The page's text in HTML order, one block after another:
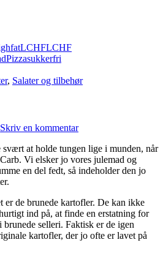
LCHFLCHF
Pizzasukkerfri
, Salater og tilbehør
Skriv en kommentar
at holde tungen lige i munden, når
Vi elsker jo vores julemad og
en del fedt, så indeholder den jo
er de brunede kartofler. De kan ikke
ind på, at finde en erstatning for
selleri. Faktisk er de igen
kartofler, der jo ofte er lavet på